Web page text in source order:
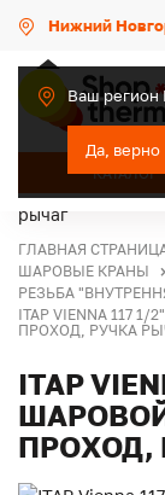
Нижний
Ваш регион
Да, верно
КАТАЛОГ
ГЛАВНАЯ
ШАРОВЫЕ КРАНЫ
РЕЗЬБА
ITAP VIENNA 117
ПРОХОД, РУЧКА
ITAP
ПРОХОД,